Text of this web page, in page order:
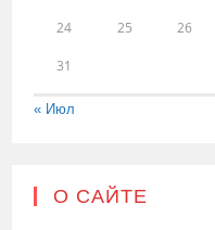
24 25 26
31
« Июл
О САЙТЕ